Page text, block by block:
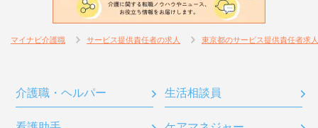
マイナビ介護職 サービス提供責任者の求人 東京都のサービス提供責任者求人
介護職・ヘルパー 生活相談員